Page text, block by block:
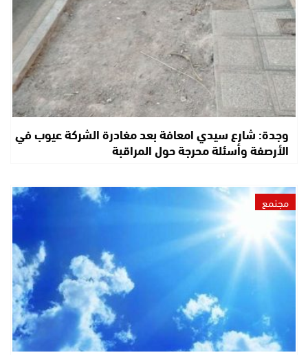
وجدة: شارع سيدي امعافة بعد مغادرة الشركة عيوب في
الأرصفة وأسئلة محرجة حول المراقبة
مجتمع